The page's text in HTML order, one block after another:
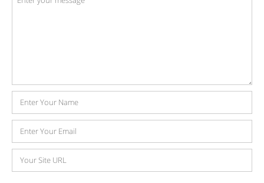
Name
Adresse
Website